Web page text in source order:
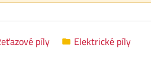
píly Elektrické píly